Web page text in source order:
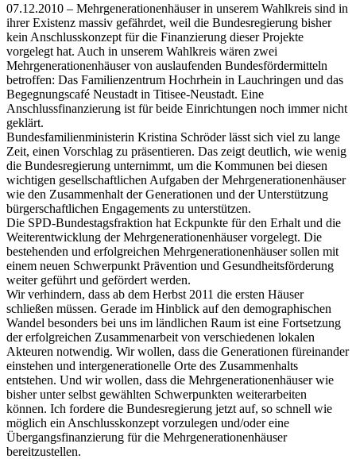
07.12.2010 – Mehrgenerationenhäuser in unserem Wahlkreis sind in
ihrer Existenz massiv gefährdet, weil die Bundesregierung bisher
kein Anschlusskonzept für die Finanzierung dieser Projekte
vorgelegt hat. Auch in unserem Wahlkreis wären zwei
Mehrgenerationenhäuser von auslaufenden Bundesfördermitteln
betroffen: Das Familienzentrum Hochrhein in Lauchringen und das
Begegnungscafé Neustadt in Titisee-Neustadt. Eine
Anschlussfinanzierung ist für beide Einrichtungen noch immer nicht
geklärt.
Bundesfamilienministerin Kristina Schröder lässt sich viel zu lange
Zeit, einen Vorschlag zu präsentieren. Das zeigt deutlich, wie wenig
die Bundesregierung unternimmt, um die Kommunen bei diesen
wichtigen gesellschaftlichen Aufgaben der Mehrgenerationenhäuser
wie den Zusammenhalt der Generationen und der Unterstützung
bürgerschaftlichen Engagements zu unterstützen.
Die SPD-Bundestagsfraktion hat Eckpunkte für den Erhalt und die
Weiterentwicklung der Mehrgenerationenhäuser vorgelegt. Die
bestehenden und erfolgreichen Mehrgenerationenhäuser sollen mit
einem neuen Schwerpunkt Prävention und Gesundheitsförderung
weiter geführt und gefördert werden.
Wir verhindern, dass ab dem Herbst 2011 die ersten Häuser
schließen müssen. Gerade im Hinblick auf den demographischen
Wandel besonders bei uns im ländlichen Raum ist eine Fortsetzung
der erfolgreichen Zusammenarbeit von verschiedenen lokalen
Akteuren notwendig. Wir wollen, dass die Generationen füreinander
einstehen und intergenerationelle Orte des Zusammenhalts
entstehen. Und wir wollen, dass die Mehrgenerationenhäuser wie
bisher unter selbst gewählten Schwerpunkten weiterarbeiten
können. Ich fordere die Bundesregierung jetzt auf, so schnell wie
möglich ein Anschlusskonzept vorzulegen und/oder eine
Übergangsfinanzierung für die Mehrgenerationenhäuser
bereitzustellen.